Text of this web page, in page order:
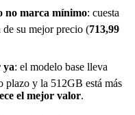
no marca mínimo: cuesta
de su mejor precio (713,99
ya: el modelo base lleva
plazo y la 512GB está más
el mejor valor.